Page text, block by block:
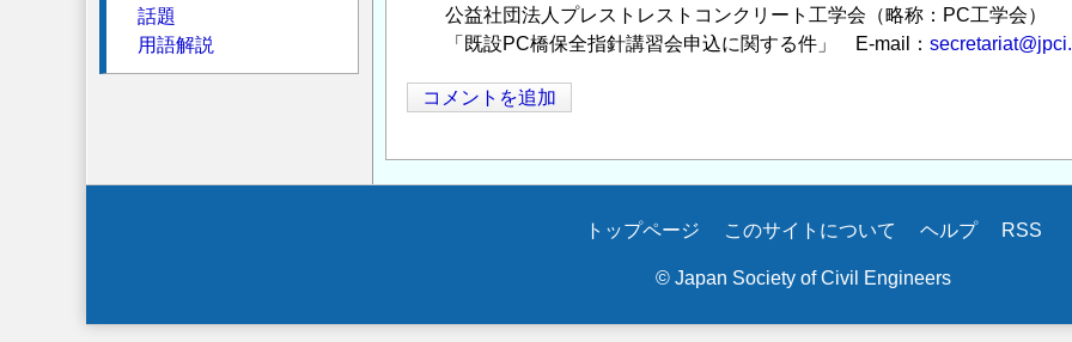
公益社団法人プレストレストコンクリート工学会（略称：PC工学会）
「既設PC橋保全指針講習会申込に関する件」 E-mail：
コメントを追加
話題
用語解説
トップページ このサイトについて ヘルプ RSS
© Japan Society of Civil Engineers